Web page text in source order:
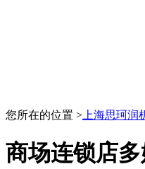
您所在的位置 > 上海思珂润
商场连锁店